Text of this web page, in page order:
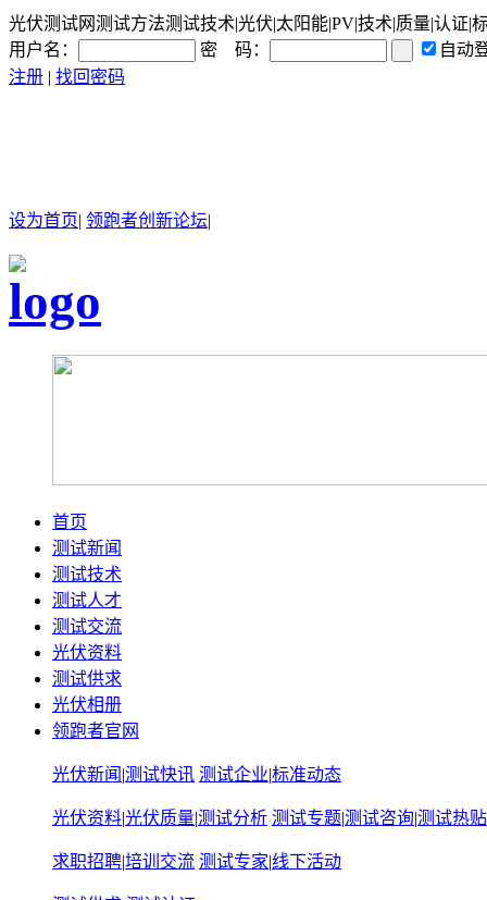
光伏测试网测试方法测试技术|光伏|太阳能|PV|技术|质量|认证|
用户名：
密 码：
自动
注册 | 找回密码
设为首页| 领跑者创新论坛|
首页
测试新闻
测试技术
测试人才
测试交流
光伏资料
测试供求
光伏相册
领跑者官网
光伏新闻 |测试快讯 测试企业|标准动态
光伏资料|光伏质量|测试分析 测试专题|测试咨询|测试热贴
求职招聘|培训交流 测试专家|线下活动